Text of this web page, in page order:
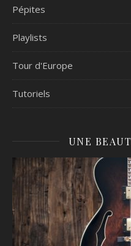
Pépites
Playlists
Tour d'Europe
Tutoriels
UNE